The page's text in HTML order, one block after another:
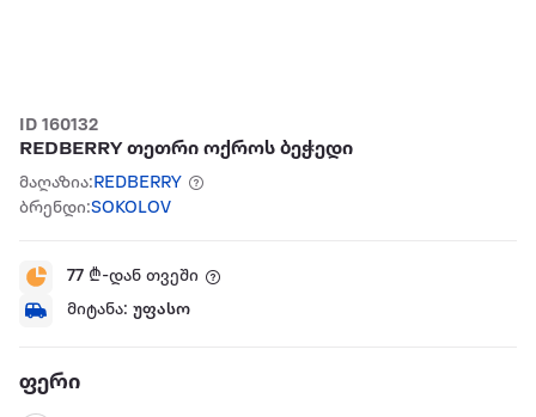
ID 160132
REDBERRY თეთრი ოქროს ბეჭედი
მაღაზია: REDBERRY
ბრენდი:SOKOLOV
77 ₾-დან თვეში
მიტანა: უფასო
ფერი